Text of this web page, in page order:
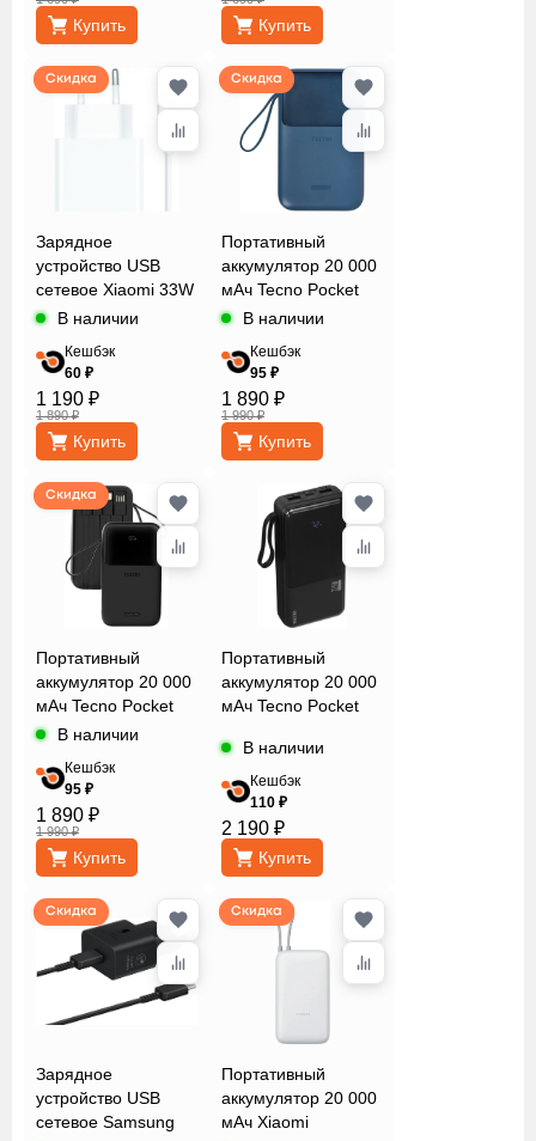
Купить Купить
Скидка
Зарядное
устройство USB
сетевое Xiaomi 33W
Charging Combo
В наличии
Кешбэк
60 ₽
1 190 ₽
1 890 ₽
Купить
Скидка
Портативный
аккумулятор 20 000
мАч Tecno Pocket
S201В наличии
Кешбэк
95 ₽
1 890 ₽
1 990 ₽
Купить
Скидка
Портативный
аккумулятор 20 000
мАч Tecno Pocket
S201В наличии
Кешбэк
95 ₽
1 890 ₽
1 990 ₽
Купить
Портативный
аккумулятор 20 000
мАч Tecno Pocket
В наличии
Кешбэк
110 ₽
2 190 ₽
Купить
Скидка
Зарядное
устройство USB
сетевое Samsung
Скидка
Портативный
аккумулятор 20 000
мАч Xiaomi